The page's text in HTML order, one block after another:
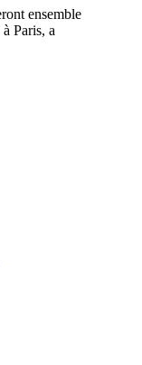
ensemble
Paris, a